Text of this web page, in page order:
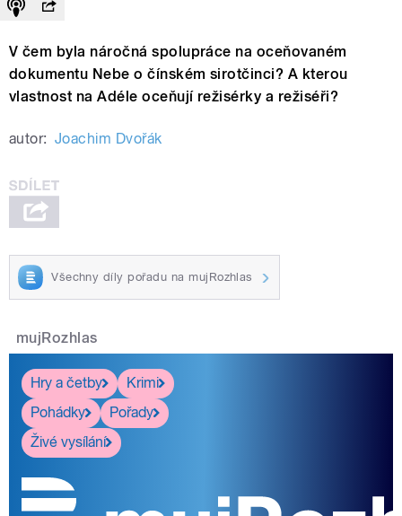
V čem byla náročná spolupráce na oceňovaném
dokumentu Nebe o čínském sirotčinci? A kterou
vlastnost na Adéle oceňují režisérky a režiséři?
autor: Joachim Dvořák
Všechny díly pořadu na mujRozhlas
mujRozhlas
Hry a četby
Krimi
Pohádky
Pořady
Živé vysílání